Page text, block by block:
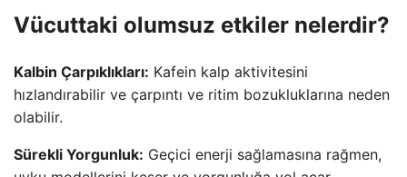
Vücuttaki olumsuz etkiler nelerdir?
Kalbin Çarpıklıkları: Kafein kalp aktivitesini
hızlandırabilir ve çarpıntı ve ritim bozukluklarına neden
olabilir.
Sürekli Yorgunluk: Geçici enerji sağlamasına rağmen,